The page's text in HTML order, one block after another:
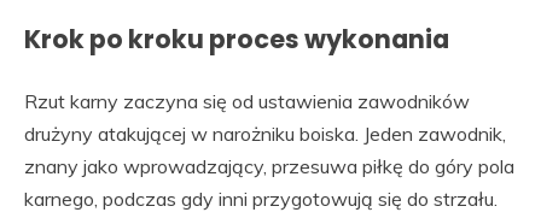
Krok po kroku proces wykonania
Rzut karny zaczyna się od ustawienia zawodników
drużyny atakującej w narożniku boiska. Jeden zawodnik,
znany jako wprowadzający, przesuwa piłkę do góry pola
karnego, podczas gdy inni przygotowują się do strzału.